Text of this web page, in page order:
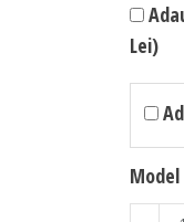
Lei)